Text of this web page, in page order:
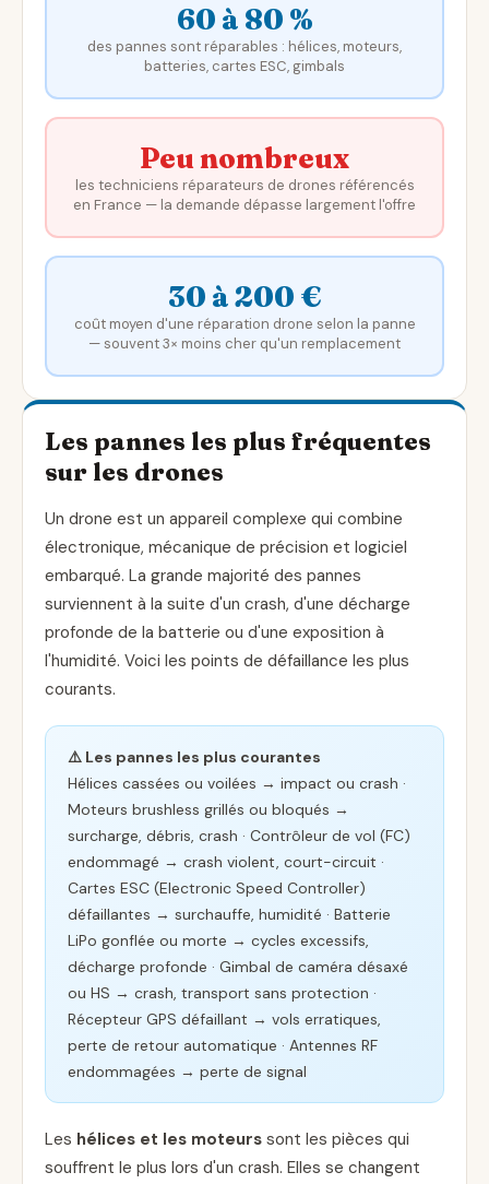
60 à 80 %
des pannes sont réparables : hélices, moteurs,
batteries, cartes ESC, gimbals
Peu nombreux
les techniciens réparateurs de drones référencés
en France — la demande dépasse largement l'offre
30 à 200 €
coût moyen d'une réparation drone selon la panne
— souvent 3× moins cher qu'un remplacement
Les pannes les plus fréquentes
sur les drones
Un drone est un appareil complexe qui combine
électronique, mécanique de précision et logiciel
embarqué. La grande majorité des pannes
surviennent à la suite d'un crash, d'une décharge
profonde de la batterie ou d'une exposition à
l'humidité. Voici les points de défaillance les plus
courants.
⚠️ Les pannes les plus courantes
Hélices cassées ou voilées → impact ou crash ·
Moteurs brushless grillés ou bloqués →
surcharge, débris, crash · Contrôleur de vol (FC)
endommagé → crash violent, court-circuit ·
Cartes ESC (Electronic Speed Controller)
défaillantes → surchauffe, humidité · Batterie
LiPo gonflée ou morte → cycles excessifs,
décharge profonde · Gimbal de caméra désaxé
ou HS → crash, transport sans protection ·
Récepteur GPS défaillant → vols erratiques,
perte de retour automatique · Antennes RF
endommagées → perte de signal
Les hélices et les moteurs sont les pièces qui
souffrent le plus lors d'un crash. Elles se changent